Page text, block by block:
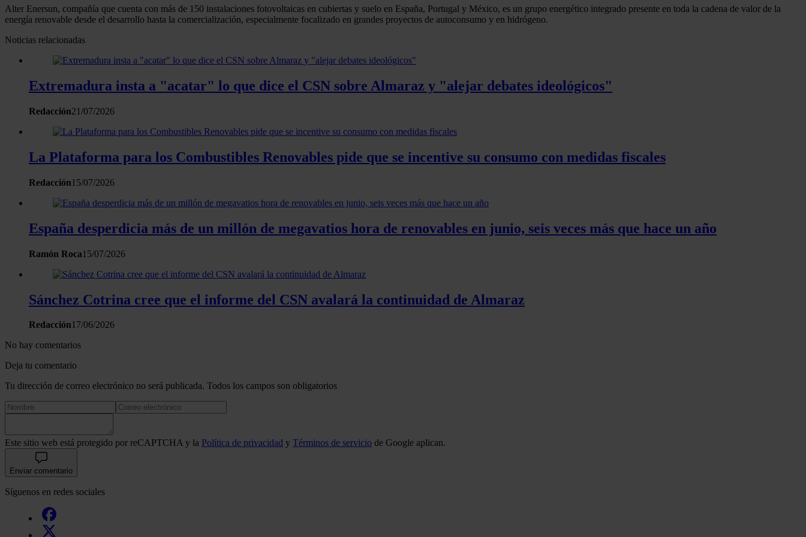
Alter Enersun, compañía que cuenta con más de 150 instalaciones fotovoltaicas en cubiertas y suelo en España, Portugal y México, es un grupo energético integrado presente en toda la cadena de valor de la
energía renovable desde el desarrollo hasta la comercialización, especialmente focalizado en grandes proyectos de autoconsumo y en hidrógeno.
Noticias relacionadas
Extremadura insta a "acatar" lo que dice el CSN sobre Almaraz y "alejar debates ideológicos"
Redacción21/07/2026
La Plataforma para los Combustibles Renovables pide que se incentive su consumo con medidas fiscales
Redacción15/07/2026
España desperdicia más de un millón de megavatios hora de renovables en junio, seis veces más que hace un año
Ramón Roca15/07/2026
Sánchez Cotrina cree que el informe del CSN avalará la continuidad de Almaraz
Redacción17/06/2026
No hay comentarios
Deja tu comentario
Tu dirección de correo electrónico no será publicada. Todos los campos son obligatorios
Este sitio web está protegido por reCAPTCHA y la Política de privacidad y Términos de servicio de Google aplican.
Enviar comentario
Síguenos en redes sociales